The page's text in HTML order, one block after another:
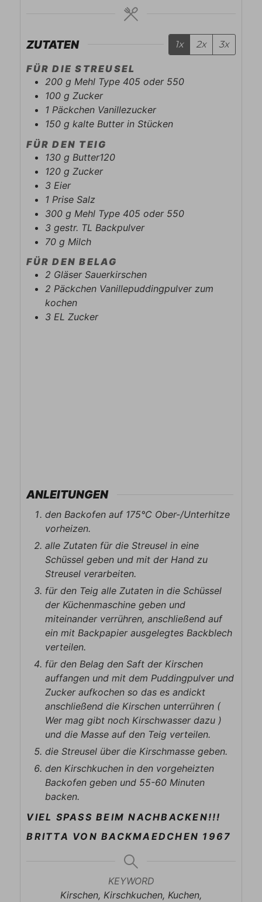
ZUTATEN 1x 2x 3x
FÜR DIE STREUSEL
200 g Mehl Type 405 oder 550
100 g Zucker
1 Päckchen Vanillezucker
150 g kalte Butter in Stücken
FÜR DEN TEIG
130 g Butter120
120 g Zucker
3 Eier
1 Prise Salz
300 g Mehl Type 405 oder 550
3 gestr. TL Backpulver
70 g Milch
FÜR DEN BELAG
2 Gläser Sauerkirschen
2 Päckchen Vanillepuddingpulver zum
kochen
3 EL Zucker
ANLEITUNGEN
den Backofen auf 175°C Ober-/Unterhitze
vorheizen.
alle Zutaten für die Streusel in eine
Schüssel geben und mit der Hand zu
Streusel verarbeiten.
für den Teig alle Zutaten in die Schüssel
der Küchenmaschine geben und
miteinander verrühren, anschließend auf
ein mit Backpapier ausgelegtes Backblech
verteilen.
für den Belag den Saft der Kirschen
auffangen und mit dem Puddingpulver und
Zucker aufkochen so das es andickt
anschließend die Kirschen unterrühren (
Wer mag gibt noch Kirschwasser dazu )
und die Masse auf den Teig verteilen.
die Streusel über die Kirschmasse geben.
den Kirschkuchen in den vorgeheizten
Backofen geben und 55-60 Minuten
backen.
VIEL SPASS BEIM NACHBACKEN!!!
BRITTA VON BACKMAEDCHEN 1967
KEYWORD
Kirschen, Kirschkuchen, Kuchen,